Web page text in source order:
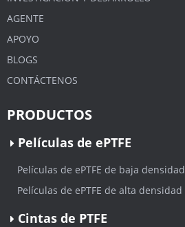
AGENTE
APOYO
BLOGS
CONTÁCTENOS
PRODUCTOS
Películas de ePTFE
Películas de ePTFE de baja densidad
Películas de ePTFE de alta densidad
Cintas de PTFE